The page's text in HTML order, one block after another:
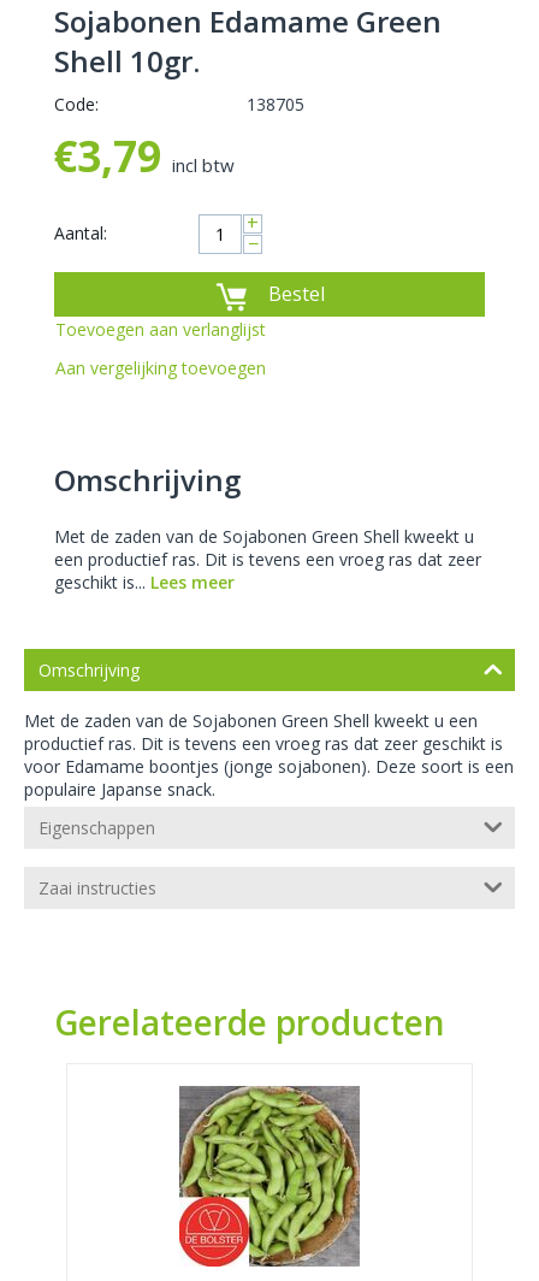
Sojabonen Edamame Green
Shell 10gr.
Code: 138705
€3,79 incl btw
Aantal: +
−
Bestel
Toevoegen aan verlanglijst
Aan vergelijking toevoegen
Omschrijving
Met de zaden van de Sojabonen Green Shell kweekt u
een productief ras. Dit is tevens een vroeg ras dat zeer
geschikt is... Lees meer
Omschrijving
Met de zaden van de Sojabonen Green Shell kweekt u een
productief ras. Dit is tevens een vroeg ras dat zeer geschikt is
voor Edamame boontjes (jonge sojabonen). Deze soort is een
populaire Japanse snack.
Eigenschappen
Zaai instructies
Gerelateerde producten